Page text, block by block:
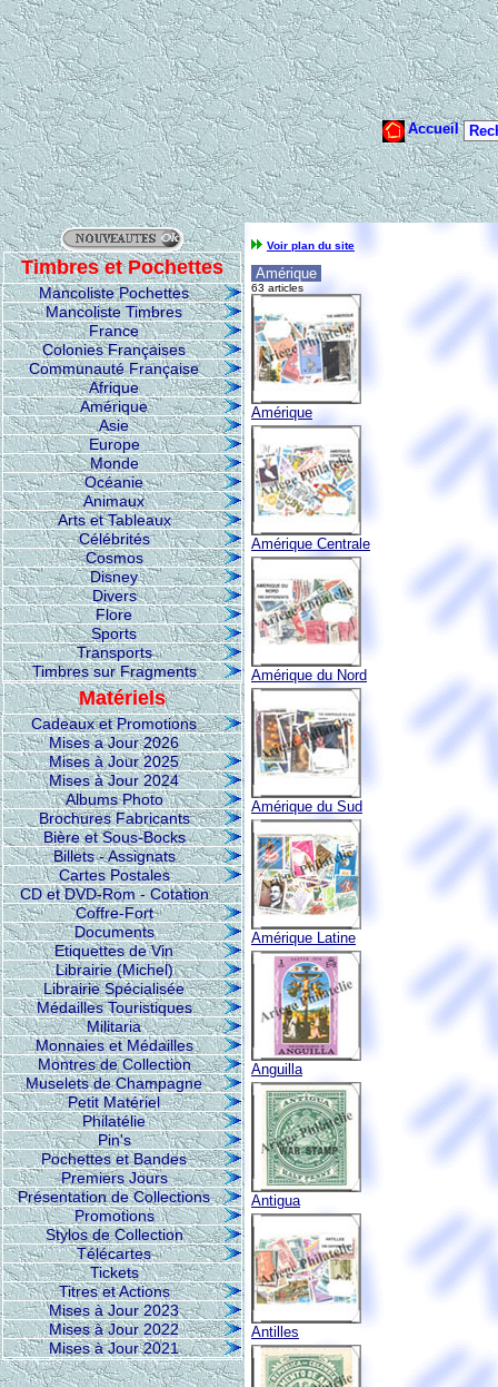
Timbres et Pochettes
Mancoliste Pochettes
Mancoliste Timbres
France
Colonies Françaises
Communauté Française
Afrique
Amérique
Asie
Europe
Monde
Océanie
Animaux
Arts et Tableaux
Célébrités
Cosmos
Disney
Divers
Flore
Sports
Transports
Timbres sur Fragments
Matériels
Cadeaux et Promotions
Mises a Jour 2026
Mises à Jour 2025
Mises à Jour 2024
Albums Photo
Brochures Fabricants
Bière et Sous-Bocks
Billets - Assignats
Cartes Postales
CD et DVD-Rom - Cotation
Coffre-Fort
Documents
Etiquettes de Vin
Librairie (Michel)
Librairie Spécialisée
Médailles Touristiques
Militaria
Monnaies et Médailles
Montres de Collection
Muselets de Champagne
Petit Matériel
Philatélie
Pin's
Pochettes et Bandes
Premiers Jours
Présentation de Collections
Promotions
Stylos de Collection
Télécartes
Tickets
Titres et Actions
Mises à Jour 2023
Mises à Jour 2022
Mises à Jour 2021
Voir plan du site
Amérique
63 articles
Amérique
Amérique Centrale
Amérique du Nord
Amérique du Sud
Amérique Latine
Anguilla
Antigua
Antilles